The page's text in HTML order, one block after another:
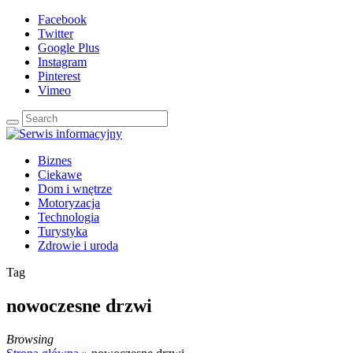
Facebook
Twitter
Google Plus
Instagram
Pinterest
Vimeo
Biznes
Ciekawe
Dom i wnętrze
Motoryzacja
Technologia
Turystyka
Zdrowie i uroda
Tag
nowoczesne drzwi
Browsing